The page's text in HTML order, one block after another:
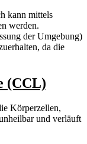
kann mittels
werden.
der Umgebung)
da die
(CCL)
Körperzellen,
und verläuft